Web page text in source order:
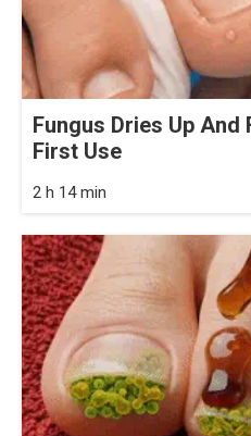
Fungus Dries Up
First Use
2 h 14 min